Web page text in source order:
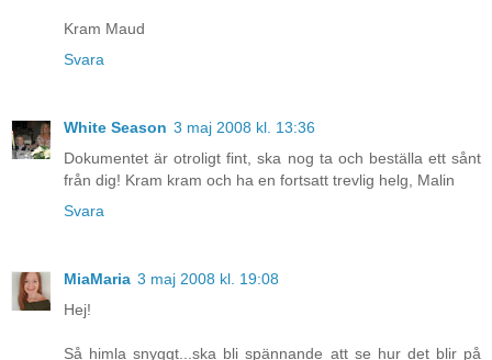
Kram Maud
Svara
White Season 3 maj 2008 kl. 13:36
Dokumentet är otroligt fint, ska nog ta och beställa ett sånt
från dig! Kram kram och ha en fortsatt trevlig helg, Malin
Svara
MiaMaria 3 maj 2008 kl. 19:08
Hej!
Så himla snyggt...ska bli spännande att se hur det blir på